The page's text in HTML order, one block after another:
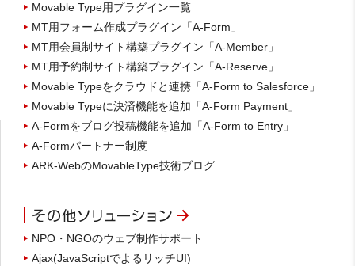
Movable Type用プラグイン一覧
MT用フォーム作成プラグイン「A-Form」
MT用会員制サイト構築プラグイン「A-Member」
MT用予約制サイト構築プラグイン「A-Reserve」
Movable Typeをクラウドと連携「A-Form to Salesforce」
Movable Typeに決済機能を追加「A-Form Payment」
A-Formをブログ投稿機能を追加「A-Form to Entry」
A-Formパートナー制度
ARK-WebのMovableType技術ブログ
NPO・NGOのウェブ制作サポート
Ajax(JavaScriptでよるリッチUI)